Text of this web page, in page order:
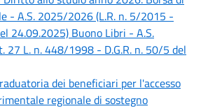
- A.S. 2025/2026 (L.R. n. 5/2015 -
24.09.2025) Buono Libri - A.S.
27 L. n. 448/1998 - D.G.R. n. 50/5 del
dei beneficiari per l'accesso
regionale di sostegno